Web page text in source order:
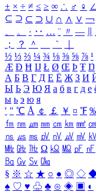
± × ÷ ≠ ≤ ≥ ∞ ∴ ♂ ♀ ∠
⊆ ⊇ ⊂ ⊃ ∪ ∩ ∧ ∨ ￢
、
。 · ‥ … ¨ 〃 ―
；
？ ＾ ｀
½ ⅓ ⅔ ¼ ¾ ⅛ ⅜ ⅝ ⅞ ¹
Æ Ð Ħ Ĳ Ł Ø Œ Þ Ŧ Ŋ
А Б В Г Д Е Ё Ж З И
Ы Ь Э Ю Я а б в г д е
ы ь э ю я
′ ″ ℃ Å ￠ ￡ ￥ ¤ ℉
㎙ ㎚ ㎛ ㎜ ㎝ ㎞ ㎟
㎱ ㎲ ㎳ ㎴ ㎵ ㎶ ㎷ ㎸
㎒ ㎓ ㎔ Ω ㏀ ㏁ ㎊ ㎋
㏃ ㏉ ㏜ ㏆
§ ※ ☆ ★ ○ ● ◎ ◇
♠ ♡ ♥ ♧ ♣ ⊙ ◈ ▣ ◐